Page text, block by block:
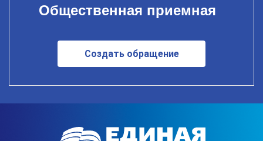
Общественная приемная
Создать обращение